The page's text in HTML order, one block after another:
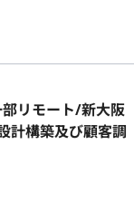
リモート/新大阪
計構築及び顧客調